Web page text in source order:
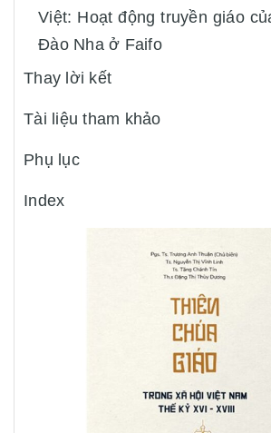
Việt: Hoạt động truyền giáo
Đào Nha ở Faifo
Thay lời kết
Tài liệu tham khảo
Phụ lục
Index